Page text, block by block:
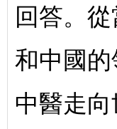
回答。
和中國
中醫走